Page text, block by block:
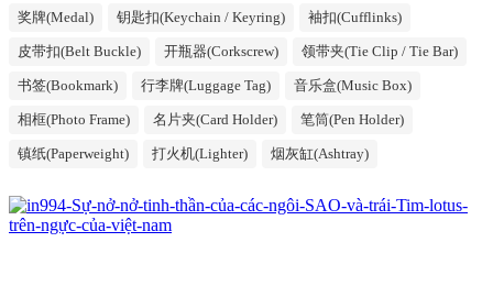
奖牌(Medal) 钥匙扣(Keychain / Keyring) 袖扣(Cufflinks)
皮带扣(Belt Buckle) 开瓶器(Corkscrew) 领带夹(Tie Clip / Tie Bar)
书签(Bookmark) 行李牌(Luggage Tag) 音乐盒(Music Box)
相框(Photo Frame) 名片夹(Card Holder) 笔筒(Pen Holder)
镇纸(Paperweight) 打火机(Lighter) 烟灰缸(Ashtray)